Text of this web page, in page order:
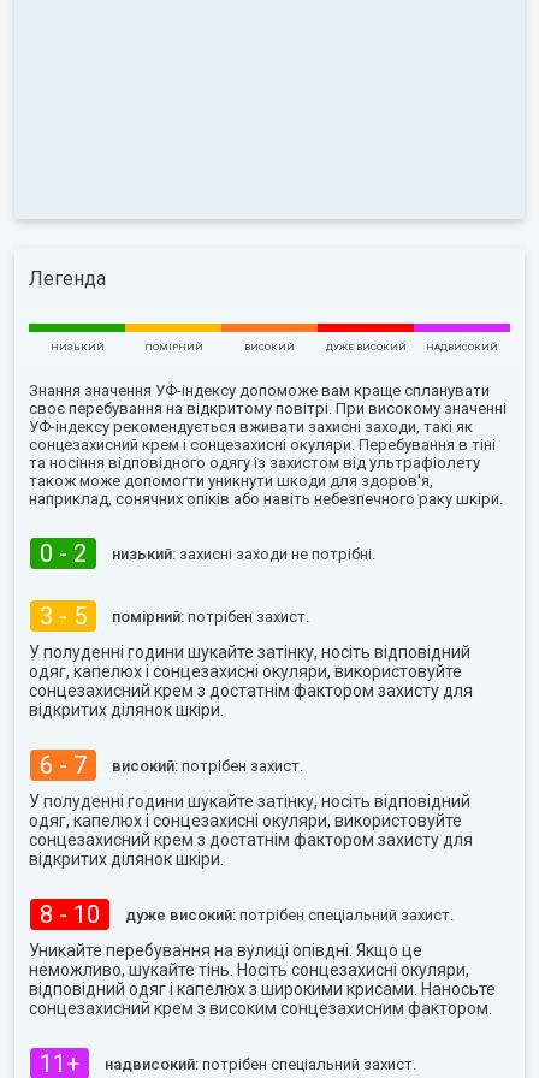
Легенда
НИЗЬКИЙ ПОМІРНИЙ ВИСОКИЙ ДУЖЕ ВИСОКИЙ НАДВИСОКИЙ
Знання значення УФ-індексу допоможе вам краще спланувати
своє перебування на відкритому повітрі. При високому значенні
УФ-індексу рекомендується вживати захисні заходи, такі як
сонцезахисний крем і сонцезахисні окуляри. Перебування в тіні
та носіння відповідного одягу із захистом від ультрафіолету
також може допомогти уникнути шкоди для здоров'я,
наприклад, сонячних опіків або навіть небезпечного раку шкіри.
0 - 2 низький: захисні заходи не потрібні.
3 - 5 помірний: потрібен захист.
У полуденні години шукайте затінку, носіть відповідний
одяг, капелюх і сонцезахисні окуляри, використовуйте
сонцезахисний крем з достатнім фактором захисту для
відкритих ділянок шкіри.
6 - 7 високий: потрібен захист.
У полуденні години шукайте затінку, носіть відповідний
одяг, капелюх і сонцезахисні окуляри, використовуйте
сонцезахисний крем з достатнім фактором захисту для
відкритих ділянок шкіри.
8 - 10 дуже високий: потрібен спеціальний захист.
Уникайте перебування на вулиці опівдні. Якщо це
неможливо, шукайте тінь. Носіть сонцезахисні окуляри,
відповідний одяг і капелюх з широкими крисами. Наносьте
сонцезахисний крем з високим сонцезахисним фактором.
11+ надвисокий: потрібен спеціальний захист.